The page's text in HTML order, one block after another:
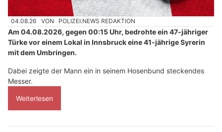
04.08.26 VON POLIZEI.NEWS REDAKTION
Am 04.08.2026, gegen 00:15 Uhr, bedrohte ein 47-jähriger
Türke vor einem Lokal in Innsbruck eine 41-jährige Syrerin
mit dem Umbringen.
Dabei zeigte der Mann ein in seinem Hosenbund steckendes
Messer.
Weiterlesen